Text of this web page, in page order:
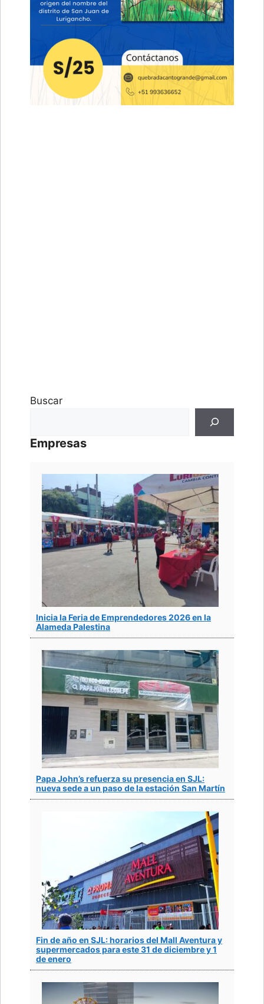
Buscar
Empresas
Inicia la Feria de Emprendedores 2026 en la
Alameda Palestina
Papa John’s refuerza su presencia en SJL:
nueva sede a un paso de la estación San Martín
Fin de año en SJL: horarios del Mall Aventura y
supermercados para este 31 de diciembre y 1
de enero